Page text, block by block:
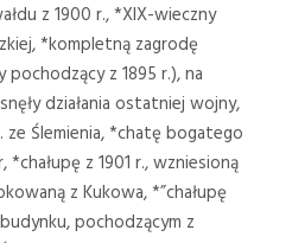
z 1900 r., *XIX-wieczny
*kompletną zagrodę
pochodzący z 1895 r.), na
działania ostatniej wojny,
Ślemienia, *chatę bogatego
*chałupę z 1901 r., wzniesioną
z Kukowa, *”chałupę
pochodzącym z